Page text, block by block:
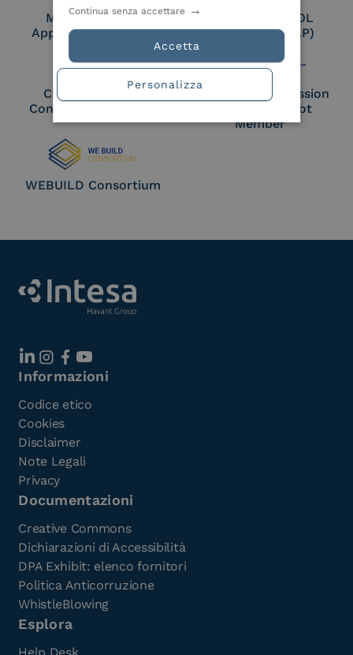
Membro Adobe
Approved Trust List
Certified PEPPOL
Access Point (AP)
Cloud Signature
Consortium Member
European Commission
Large Scale Pilot
Member
WEBUILD Consortium
Informazioni
Codice etico
Cookies
Disclaimer
Note Legali
Privacy
Documentazioni
Creative Commons
Dichiarazioni di Accessibilità
DPA Exhibit: elenco fornitori
Politica Anticorruzione
WhistleBlowing
Esplora
Accetta
Continua senza accettare
Personalizza